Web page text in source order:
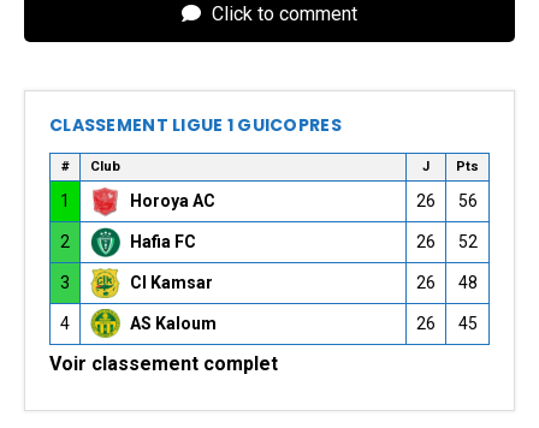
Click to comment
CLASSEMENT LIGUE 1 GUICOPRES
# Club J Pts
1 Horoya AC 26 56
2 Hafia FC 26 52
3 CI Kamsar 26 48
4 AS Kaloum 26 45
Voir classement complet